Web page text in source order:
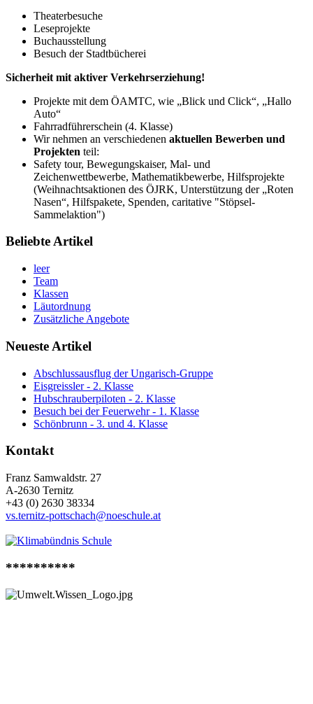
Theaterbesuche
Leseprojekte
Buchausstellung
Besuch der Stadtbücherei
Sicherheit mit aktiver Verkehrserziehung!
Projekte mit dem ÖAMTC, wie „Blick und Click“, „Hallo
Auto“
Fahrradführerschein (4. Klasse)
Wir nehmen an verschiedenen aktuellen Bewerben und
Projekten teil:
Safety tour, Bewegungskaiser, Mal- und
Zeichenwettbewerbe, Mathematikbewerbe, Hilfsprojekte
(Weihnachtsaktionen des ÖJRK, Unterstützung der „Roten
Nasen“, Hilfspakete, Spenden, caritative "Stöpsel-
Sammelaktion")
Beliebte Artikel
leer
Team
Klassen
Läutordnung
Zusätzliche Angebote
Neueste Artikel
Abschlussausflug der Ungarisch-Gruppe
Eisgreissler - 2. Klasse
Hubschrauberpiloten - 2. Klasse
Besuch bei der Feuerwehr - 1. Klasse
Schönbrunn - 3. und 4. Klasse
Kontakt
Franz Samwaldstr. 27
A-2630 Ternitz
+43 (0) 2630 38334
vs.ternitz-pottschach@noeschule.at
**********